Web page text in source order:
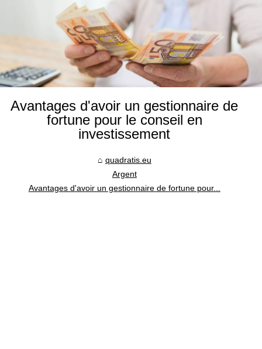
Avantages d'avoir un gestionnaire de
fortune pour le conseil en
investissement
quadratis.eu
Argent
Avantages d'avoir un gestionnaire de fortune pour...